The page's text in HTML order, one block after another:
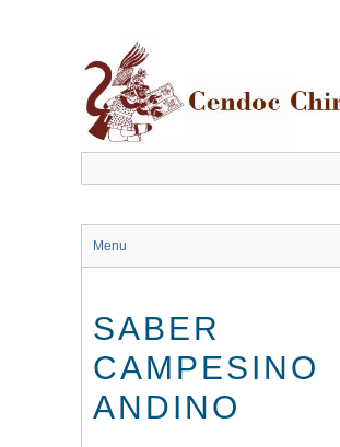
Menu
SABER
CAMPESINO
ANDINO